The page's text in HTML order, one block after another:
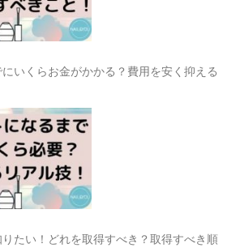
いくらお金がかかる？費用を安く抑える
たい！どれを取得すべき？取得すべき順